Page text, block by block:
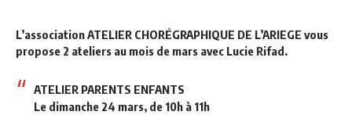
L’associationATELIER CHORÉGRAPHIQUE DE L’ARIEGE vous
propose 2 ateliers au mois de mars avec Lucie Rifad.
ATELIER PARENTS ENFANTS
Le dimanche 24 mars, de 10h à 11h